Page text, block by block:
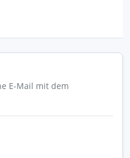
E-Mail mit dem